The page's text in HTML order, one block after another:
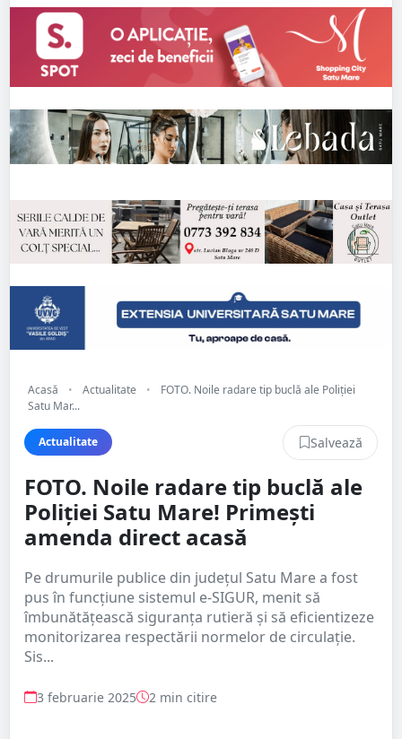
Acasă • Actualitate •
FOTO. Noile radare tip buclă ale Poliției
Satu Mar...
Actualitate Salvează
FOTO. Noile radare tip buclă ale
Poliției Satu Mare! Primești
amenda direct acasă
Pe drumurile publice din județul Satu Mare a fost
pus în funcțiune sistemul e-SIGUR, menit să
îmbunătățească siguranța rutieră și să eficientizeze
monitorizarea respectării normelor de circulație.
Sis...
3 februarie 2025 2 min citire